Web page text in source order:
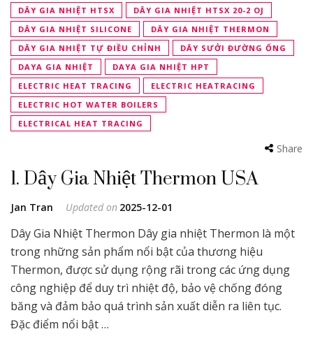
DÂY GIA NHIỆT HTSX
DÂY GIA NHIỆT HTSX 20-2 OJ
DÂY GIA NHIỆT SILICONE
DÂY GIA NHIỆT THERMON
DÂY GIA NHIỆT TỰ ĐIỀU CHỈNH
DÂY SƯỞI ĐƯỜNG ỐNG
DAYA GIA NHIỆT
DAYA GIA NHIỆT HPT
ELECTRIC HEAT TRACING
ELECTRIC HEATRACING
ELECTRIC HOT WATER BOILERS
ELECTRICAL HEAT TRACING
Share
1. Dây Gia Nhiệt Thermon USA
Jan Tran Updated on 2025-12-01
Dây Gia Nhiệt Thermon Dây gia nhiệt Thermon là một
trong những sản phẩm nổi bật của thương hiệu
Thermon, được sử dụng rộng rãi trong các ứng dụng
công nghiệp để duy trì nhiệt độ, bảo vệ chống đóng
băng và đảm bảo quá trình sản xuất diễn ra liên tục.
Đặc điểm nổi bật …